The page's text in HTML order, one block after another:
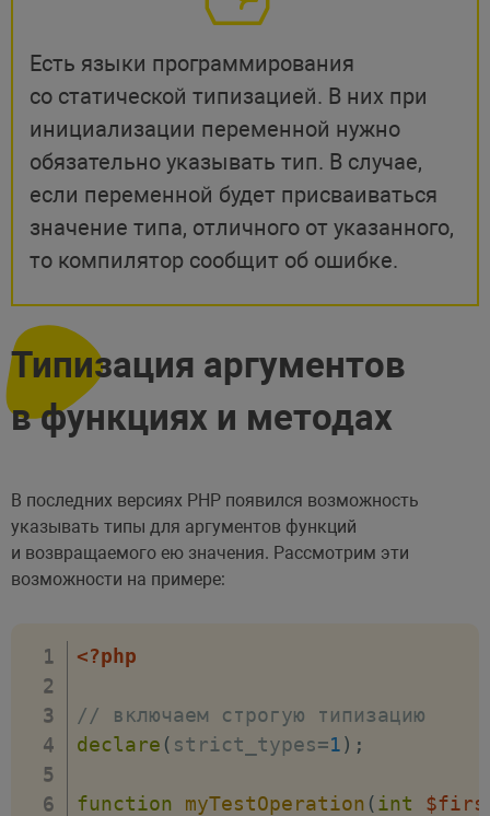
Есть языки программирования
со статической типизацией. В них при
инициализации переменной нужно
обязательно указывать тип. В случае,
если переменной будет присваиваться
значение типа, отличного от указанного,
то компилятор сообщит об ошибке.
Типизация аргументов
в функциях и методах
В последних версиях PHP появился возможность
указывать типы для аргументов функций
и возвращаемого ею значения. Рассмотрим эти
возможности на примере:
<?php
// включаем строгую типизацию
declare ( strict_types=1) ;
function myTestOperation (int